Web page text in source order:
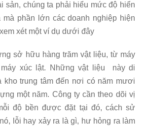
sản, chúng ta phải hiểu mức độ hiển
phần lớn các doanh nghiệp hiện
xét một ví dụ dưới đây
sở hữu hàng trăm vật liệu, từ máy
xúc lật. Những vật liệu này di
kho trung tâm đến nơi có năm mươi
một năm. Công ty cần theo dõi vị
độ bền được đặt tại đó, cách sử
lỗi hay xảy ra là gì, hư hỏng ra làm